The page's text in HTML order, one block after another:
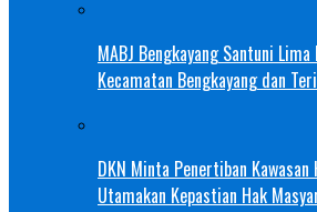
MABJ Bengkayang Santuni
Kecamatan Bengkayang dan
DKN Minta Penertiban
Utamakan Kepastian Hak